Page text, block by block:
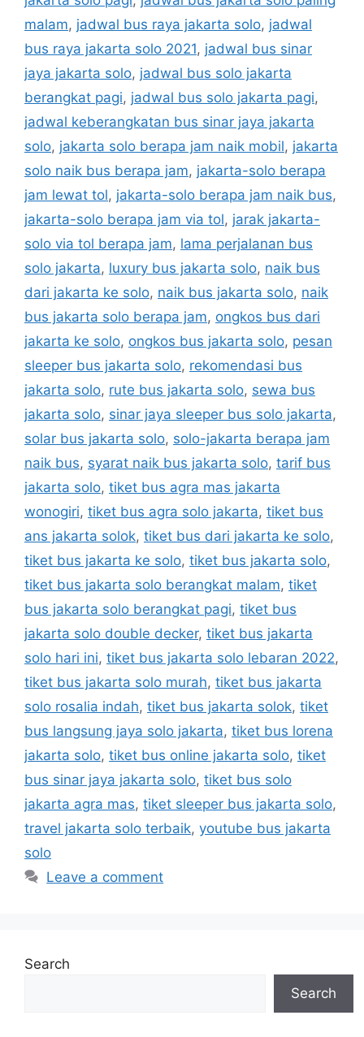
malam, jadwal bus raya jakarta solo, jadwal
bus raya jakarta solo 2021, jadwal bus sinar
jaya jakarta solo, jadwal bus solo jakarta
berangkat pagi, jadwal bus solo jakarta pagi,
jadwal keberangkatan bus sinar jaya jakarta
solo, jakarta solo berapa jam naik mobil, jakarta
solo naik bus berapa jam, jakarta-solo berapa
jam lewat tol, jakarta-solo berapa jam naik bus,
jakarta-solo berapa jam via tol, jarak jakarta-
solo via tol berapa jam, lama perjalanan bus
solo jakarta, luxury bus jakarta solo, naik bus
dari jakarta ke solo, naik bus jakarta solo, naik
bus jakarta solo berapa jam, ongkos bus dari
jakarta ke solo, ongkos bus jakarta solo, pesan
sleeper bus jakarta solo, rekomendasi bus
jakarta solo, rute bus jakarta solo, sewa bus
jakarta solo, sinar jaya sleeper bus solo jakarta,
solar bus jakarta solo, solo-jakarta berapa jam
naik bus, syarat naik bus jakarta solo, tarif bus
jakarta solo, tiket bus agra mas jakarta
wonogiri, tiket bus agra solo jakarta, tiket bus
ans jakarta solok, tiket bus dari jakarta ke solo,
tiket bus jakarta ke solo, tiket bus jakarta solo,
tiket bus jakarta solo berangkat malam, tiket
bus jakarta solo berangkat pagi, tiket bus
jakarta solo double decker, tiket bus jakarta
solo hari ini, tiket bus jakarta solo lebaran 2022,
tiket bus jakarta solo murah, tiket bus jakarta
solo rosalia indah, tiket bus jakarta solok, tiket
bus langsung jaya solo jakarta, tiket bus lorena
jakarta solo, tiket bus online jakarta solo, tiket
bus sinar jaya jakarta solo, tiket bus solo
jakarta agra mas, tiket sleeper bus jakarta solo,
travel jakarta solo terbaik, youtube bus jakarta
solo
Leave a comment
Search
Search